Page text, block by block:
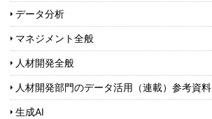
データ分析
マネジメント全般
人材開発全般
人材開発部門のデータ活用（連載）参考資料
生成AI